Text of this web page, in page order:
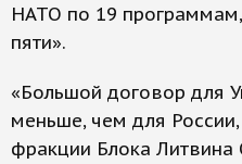
НАТО по 19
пяти».
«Большой договор для
меньше, чем для
фракции Блока Литвина